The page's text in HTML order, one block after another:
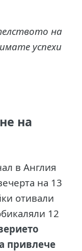
на
успехи
на
в Англия
на 13
отивали
12
привлече